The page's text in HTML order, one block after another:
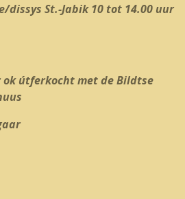
St.-Jabik 10 tot 14.00 uur
útferkocht met de Bildtse